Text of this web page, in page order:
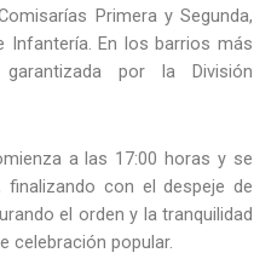
Primera y Segunda,
Infantería. En los barrios más
por la División
a las 17:00 horas y se
finalizando con el despeje de
el orden y la tranquilidad
celebración popular.